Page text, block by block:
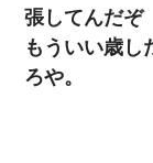
張してんだぞ
もういい歳し
ろや。